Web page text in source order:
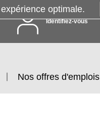
Identifiez-vous
Nos offres d'emplois
expérience optimale.